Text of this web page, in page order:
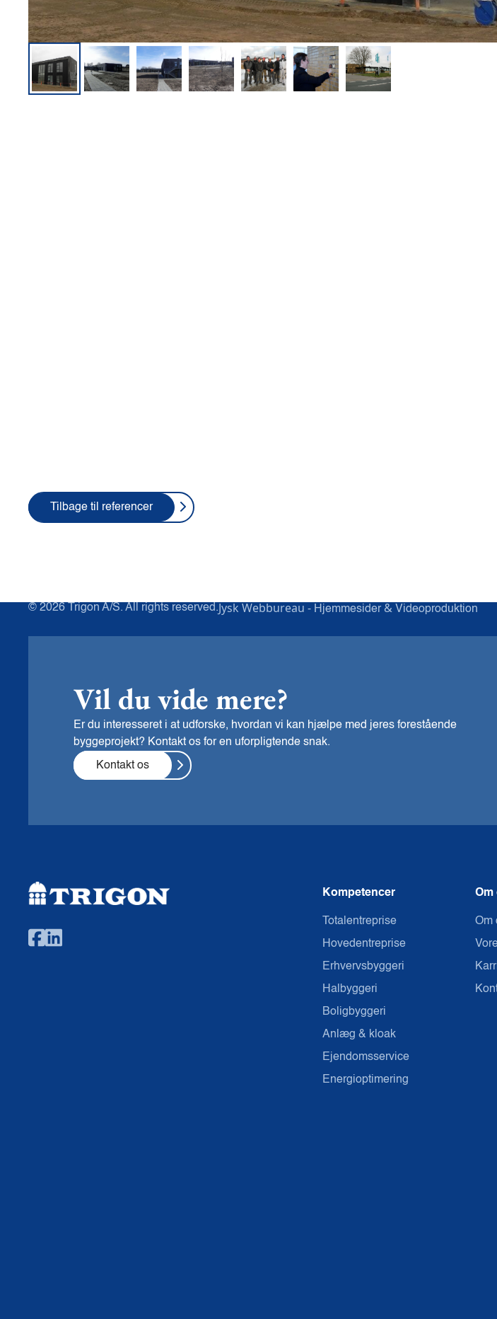
Tilbage til referencer
Vil du vide mere?
Er du interesseret i at udforske, hvordan vi kan hjælpe med jeres forestående
byggeprojekt? Kontakt os for en uforpligtende snak.
Kontakt os
Kompetencer
Totalentreprise
Hovedentreprise
Erhvervsbyggeri
Halbyggeri
Boligbyggeri
Anlæg & kloak
Ejendomsservice
Energioptimering
Om
Om
© 2026 Trigon A/S. All rights reserved.Jysk Webbureau -Hjemmesider &Videoproduktion